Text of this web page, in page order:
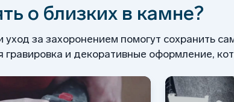
о близких в камне?
уход за захоронением помогут сохранить
и декоративные оформление,